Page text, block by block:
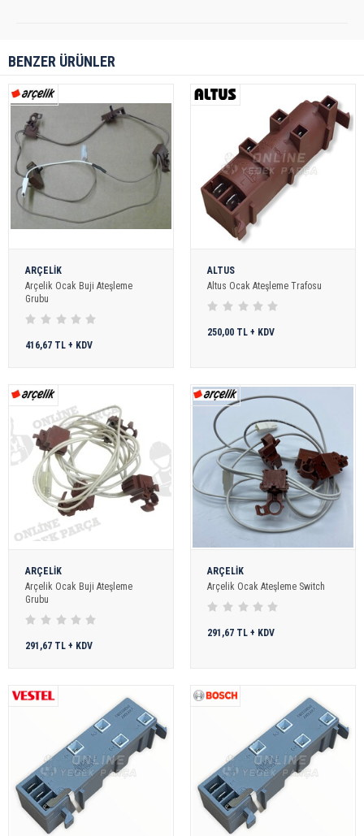
BENZER ÜRÜNLER
ARÇELİK
Arçelik Ocak Buji Ateşleme
Grubu
416,67 TL + KDV
ALTUS
Altus Ocak Ateşleme Trafosu
250,00 TL + KDV
ARÇELİK
Arçelik Ocak Buji Ateşleme
Grubu
291,67 TL + KDV
ARÇELİK
Arçelik Ocak Ateşleme Switch
291,67 TL + KDV